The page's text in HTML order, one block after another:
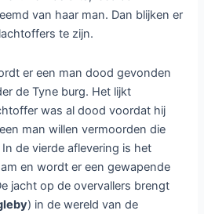
van haar man. Dan blijken er
te zijn.
er een man dood gevonden
de Tyne burg. Het lijkt
was al dood voordat hij
man willen vermoorden die
de vierde aflevering is het
en wordt er een gewapende
jacht op de overvallers brengt
) in de wereld van de